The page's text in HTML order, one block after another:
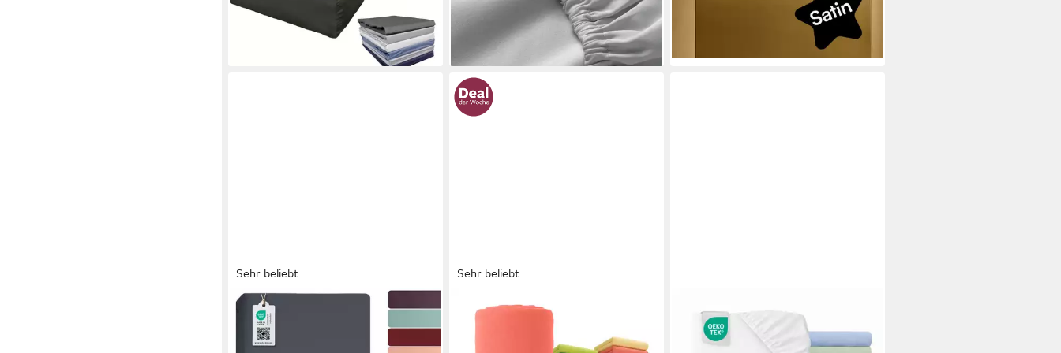
Made in Germany
-17%
lieferbar - in 2-3 Werktagen bei dir +2
GOTS zertifizierte uni Bettlaken,
lieferbar - in 2-3 Werktagen bei dir
Sehr beliebt
BARBONS
Spannbettlaken Jersey Bettlaken,
145 g/m² Spannbetttuch, bis zu
Sehr beliebt
OTTO HOME
Spannbettlaken PHYSALIS in BASIC
und PREMIUM Qualität, 100%
Spannbettlaken Jersey
Spannbettuch, 90x200, 140x200,